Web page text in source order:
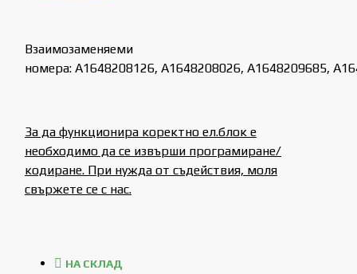
Взаимозаменяеми
номера: A1648208126, A1648208026, A1648209685,
За да функционира коректно ел.блок е
необходимо да се извърши програмиране/
кодиране. При нужда от съдействия, моля
свържете се с нас.
НА СКЛАД